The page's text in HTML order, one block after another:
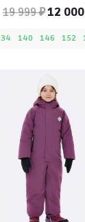
19 999 ₽12
140 146 152